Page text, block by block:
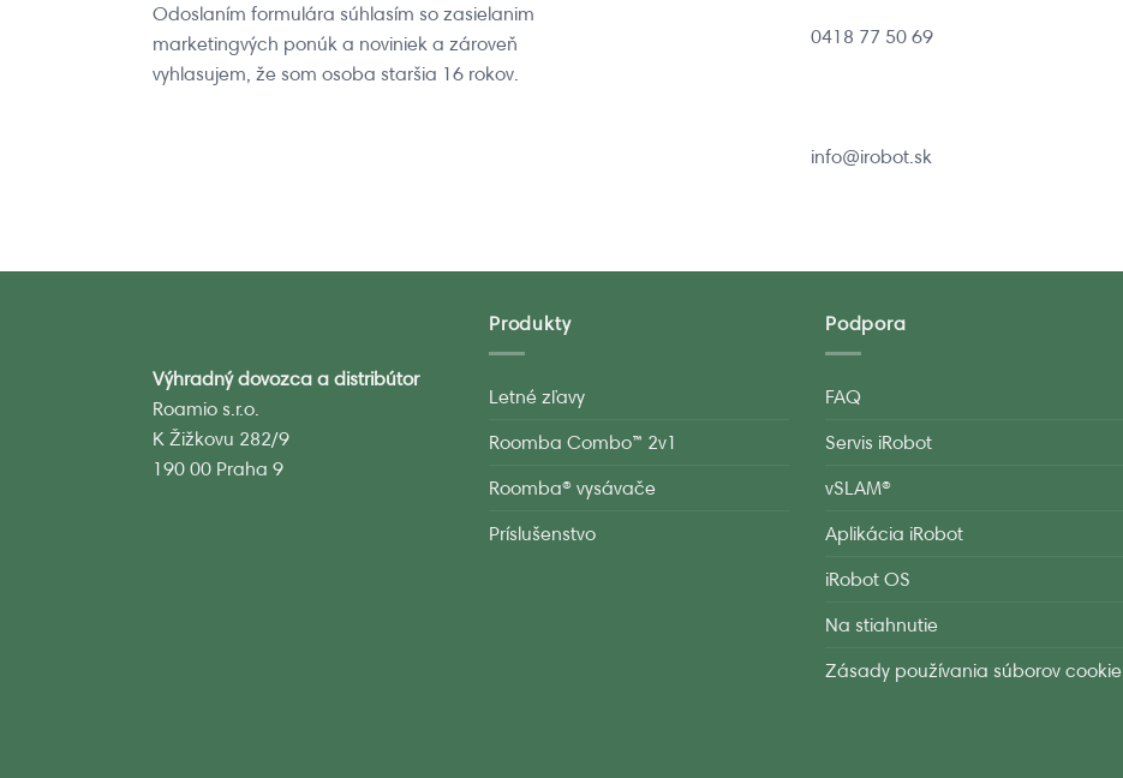
Odoslaním formulára súhlasím so zasielanim
marketingvých ponúk a noviniek a zároveň
vyhlasujem, že som osoba staršia 16 rokov.
0418 77 50 69
info@irobot.sk
Výhradný dovozca a distribútor
Roamio s.r.o.
K Žižkovu 282/9
190 00 Praha 9
Produkty
Letné zľavy
Roomba Combo™ 2v1
Roomba® vysávače
Príslušenstvo
Podpora
FAQ
Servis iRobot
vSLAM®
Aplikácia iRobot
iRobot OS
Na stiahnutie
Zásady používania súborov cookie